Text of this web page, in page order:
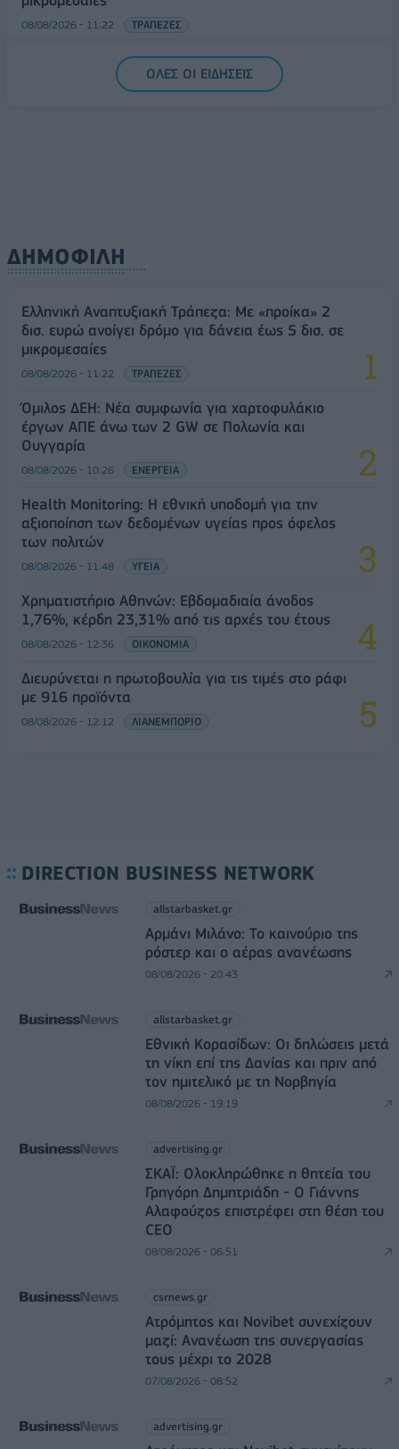
08/08/2026 - 11:22 ΤΡΑΠΕΖΕΣ
5G παντού, 6G στον ορίζοντα: Πού βρίσκεται η
Ελλάδα στη μεγάλη τεχνολογική μετάβαση
ΟΛΕΣ ΟΙ ΕΙΔΗΣΕΙΣ
ΔΗΜΟΦΙΛΗ
Ελληνική Αναπτυξιακή Τράπεζα: Με «προίκα» 2
δισ. ευρώ ανοίγει δρόμο για δάνεια έως 5 δισ. σε
μικρομεσαίες
08/08/2026 - 11:22 ΤΡΑΠΕΖΕΣ
Όμιλος ΔΕΗ: Νέα συμφωνία για χαρτοφυλάκιο
έργων ΑΠΕ άνω των 2 GW σε Πολωνία και
Ουγγαρία
08/08/2026 - 10:26 ΕΝΕΡΓΕΙΑ
Health Monitoring: Η εθνική υποδομή για την
αξιοποίηση των δεδομένων υγείας προς όφελος
των πολιτών
08/08/2026 - 11:48 ΥΓΕΙΑ
Χρηματιστήριο Αθηνών: Εβδομαδιαία άνοδος
1,76%, κέρδη 23,31% από τις αρχές του έτους
08/08/2026 - 12:36 ΟΙΚΟΝΟΜΙΑ
Διευρύνεται η πρωτοβουλία για τις τιμές στο ράφι
με 916 προϊόντα
08/08/2026 - 12:12 ΛΙΑΝΕΜΠΟΡΙΟ
DIRECTION BUSINESS NETWORK
allstarbasket.gr
Αρμάνι Μιλάνο: Το καινούριο της
ρόστερ και ο αέρας ανανέωσης
08/08/2026 - 20:43
allstarbasket.gr
Εθνική Κορασίδων: Οι δηλώσεις μετά
τη νίκη επί της Δανίας και πριν από
τον ημιτελικό με τη Νορβηγία
08/08/2026 - 19:19
advertising.gr
ΣΚΑΪ: Ολοκληρώθηκε η θητεία του
Γρηγόρη Δημητριάδη - Ο Γιάννης
Αλαφούζος επιστρέφει στη θέση του
CEO
08/08/2026 - 06:51
csrnews.gr
Ατρόμητος και Novibet συνεχίζουν
μαζί: Ανανέωση της συνεργασίας
τους μέχρι το 2028
07/08/2026 - 08:52
advertising.gr